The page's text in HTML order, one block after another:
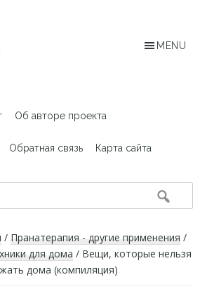
Об авторе проекта
Обратная связь Карта сайта
MENU
/ Пранатерапия - другие применения /
для дома /Вещи, которые нельзя
дома (компиляция)